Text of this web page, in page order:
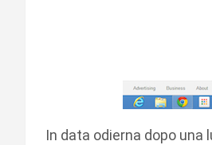
In data odierna dopo